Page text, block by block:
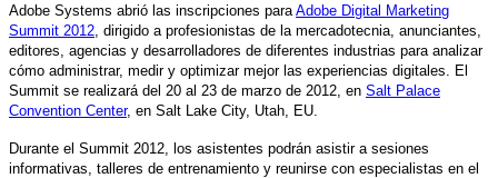
Adobe Systems abrió las inscripciones para Adobe Digital Marketing
Summit 2012 , dirigido a profesionistas de la mercadotecnia, anunciantes,
editores, agencias y desarrolladores de diferentes industrias para analizar
cómo administrar, medir y optimizar mejor las experiencias digitales. El
Summit se realizará del 20 al 23 de marzo de 2012, en Salt Palace
Convention Center, en Salt Lake City, Utah, EU.
Durante el Summit 2012, los asistentes podrán asistir a sesiones
informativas, talleres de entrenamiento y reunirse con especialistas en el